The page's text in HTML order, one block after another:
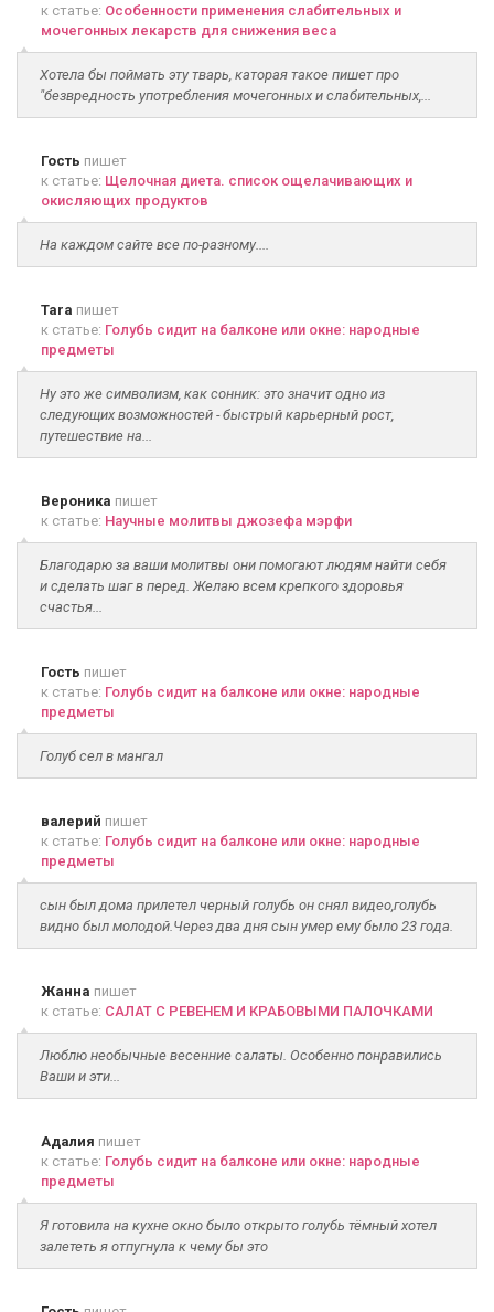
к статье: Особенности применения слабительных и
мочегонных лекарств для снижения веса
Хотела бы поймать эту тварь, каторая такое пишет про
"безвредность употребления мочегонных и слабительных,...
Гость пишет
к статье: Щелочная диета. список ощелачивающих и
окисляющих продуктов
На каждом сайте все по-разному....
Tara пишет
к статье: Голубь сидит на балконе или окне: народные
предметы
Ну это же символизм, как сонник: это значит одно из
следующих возможностей - быстрый карьерный рост,
путешествие на...
Вероника пишет
к статье: Научные молитвы джозефа мэрфи
Благодарю за ваши молитвы они помогают людям найти себя
и сделать шаг в перед. Желаю всем крепкого здоровья
счастья...
Гость пишет
к статье: Голубь сидит на балконе или окне: народные
предметы
Голуб сел в мангал
валерий пишет
к статье: Голубь сидит на балконе или окне: народные
предметы
сын был дома прилетел черный голубь он снял видео,голубь
видно был молодой.Через два дня сын умер ему было 23 года.
Жанна пишет
к статье: САЛАТ С РЕВЕНЕМ И КРАБОВЫМИ ПАЛОЧКАМИ
Люблю необычные весенние салаты. Особенно понравились
Ваши и эти...
Адалия пишет
к статье: Голубь сидит на балконе или окне: народные
предметы
Я готовила на кухне окно было открыто голубь тёмный хотел
залететь я отпугнула к чему бы это